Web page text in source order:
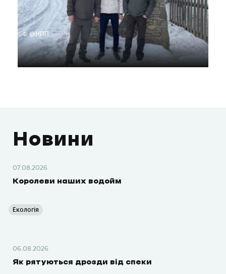
© @НПП
Новини
07.08.2026
Королеви наших водойм
Екологія
06.08.2026
Як рятуються дрозди від спеки